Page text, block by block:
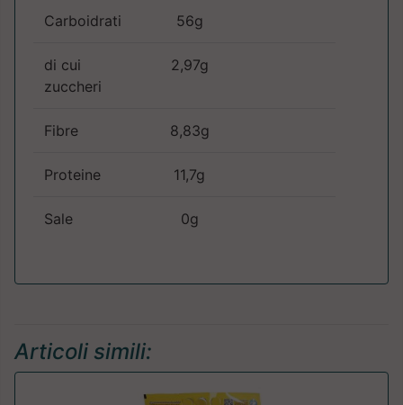
Carboidrati 56g
di cui
zuccheri
2,97g
Fibre 8,83g
Proteine 11,7g
Sale 0g
Articoli simili: